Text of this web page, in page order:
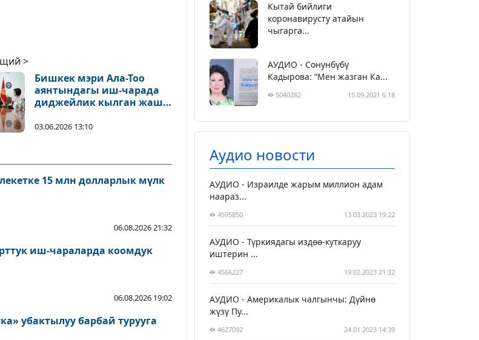
>
Бишкек мэри Ала-Тоо
аянтындагы иш-чарада
диджейлик кылган жаш
жолугушту
03.06.2026 13:10
15 млн долларлык мүлк
06.08.2026 21:32
иш-чараларда коомдук
06.08.2026 19:02
убактылуу барбай турууга
Кытай бийлиги
коронавирусту атайын
чыгарга...
АУДИО - Сонунбүбү
Кадырова: “Мен жазган Ка...
5040282 15.09.2021 6:18
Аудио новости
АУДИО - Израилде жарым миллион адам
наараз...
4595850 13.03.2023 19:22
АУДИО - Түркиядагы издөө-куткаруу
иштерин ...
4566227 19.02.2023 21:32
АУДИО - Америкалык чалгынчы: Дүйнө
жүзү Пу...
4627092 24.01.2023 14:39